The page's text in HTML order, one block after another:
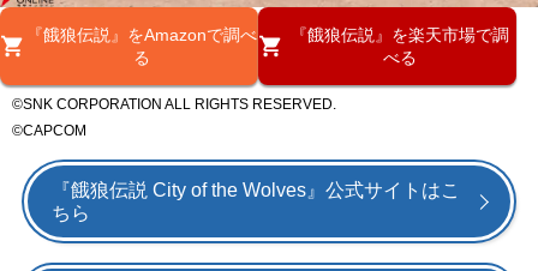
『餓狼伝説』をAmazonで調べ
る
『餓狼伝説』を楽天市場で調
べる
©SNK CORPORATION ALL RIGHTS RESERVED.
©CAPCOM
『餓狼伝説 City of the Wolves』公式サイトはこ
ちら